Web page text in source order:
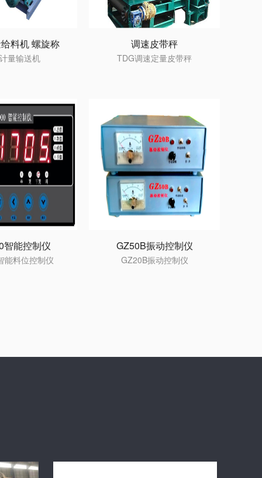
料机 螺旋称
量输送机
调速皮带秤
TDG调速定量皮带秤
智能控制仪
能料位控制仪
GZ50B振动控制仪
GZ20B振动控制仪